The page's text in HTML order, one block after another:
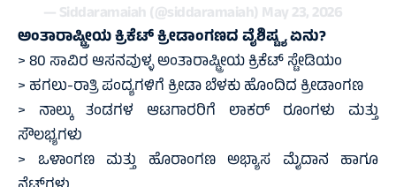
— Siddaramaiah (@siddaramaiah) May 23, 2026
ಅಂತಾರಾಷ್ಟ್ರೀಯ ಕ್ರಿಕೆಟ್ ಕ್ರೀಡಾಂಗಣದ ವೈಶಿಷ್ಟ್ಯ ಏನು?
> 80 ಸಾವಿರ ಆಸನವುಳ್ಳ ಅಂತಾರಾಷ್ಟ್ರೀಯ ಕ್ರಿಕೆಟ್ ಸ್ಟೇಡಿಯಂ
> ಹಗಲು-ರಾತ್ರಿ ಪಂದ್ಯಗಳಿಗೆ ಕ್ರೀಡಾ ಬೆಳಕು ಹೊಂದಿದ ಕ್ರೀಡಾಂಗಣ
> ನಾಲ್ಕು ತಂಡಗಳ ಆಟಗಾರರಿಗೆ ಲಾಕರ್ ರೂಂಗಳು ಮತ್ತು
ಸೌಲಭ್ಯಗಳು
> ಒಳಾಂಗಣ ಮತ್ತು ಹೊರಾಂಗಣ ಅಭ್ಯಾಸ ಮೈದಾನ ಹಾಗೂ